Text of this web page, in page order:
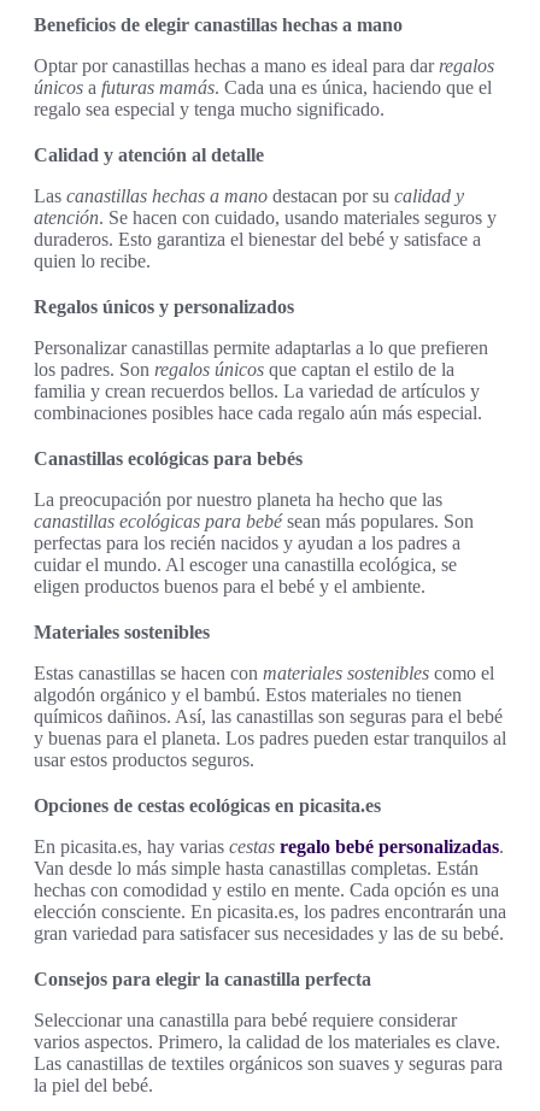
Beneficios de elegir canastillas hechas a mano
Optar por canastillas hechas a mano es ideal para dar regalos
únicos a futuras mamás. Cada una es única, haciendo que el
regalo sea especial y tenga mucho significado.
Calidad y atención al detalle
Las canastillas hechas a mano destacan por su calidad y
atención. Se hacen con cuidado, usando materiales seguros y
duraderos. Esto garantiza el bienestar del bebé y satisface a
quien lo recibe.
Regalos únicos y personalizados
Personalizar canastillas permite adaptarlas a lo que prefieren
los padres. Son regalos únicos que captan el estilo de la
familia y crean recuerdos bellos. La variedad de artículos y
combinaciones posibles hace cada regalo aún más especial.
Canastillas ecológicas para bebés
La preocupación por nuestro planeta ha hecho que las
canastillas ecológicas para bebésean más populares. Son
perfectas para los recién nacidos y ayudan a los padres a
cuidar el mundo. Al escoger una canastilla ecológica, se
eligen productos buenos para el bebé y el ambiente.
Materiales sostenibles
Estas canastillas se hacen con materiales sostenibles como el
algodón orgánico y el bambú. Estos materiales no tienen
químicos dañinos. Así, las canastillas son seguras para el bebé
y buenas para el planeta. Los padres pueden estar tranquilos al
usar estos productos seguros.
Opciones de cestas ecológicas en picasita.es
En picasita.es, hay varias cestas regalo bebé personalizadas.
Van desde lo más simple hasta canastillas completas. Están
hechas con comodidad y estilo en mente. Cada opción es una
elección consciente. En picasita.es, los padres encontrarán una
gran variedad para satisfacer sus necesidades y las de su bebé.
Consejos para elegir la canastilla perfecta
Seleccionar una canastilla para bebé requiere considerar
varios aspectos. Primero, la calidad de los materiales es clave.
Las canastillas de textiles orgánicos son suaves y seguras para
la piel del bebé.